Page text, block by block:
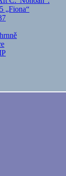
„Fiona“